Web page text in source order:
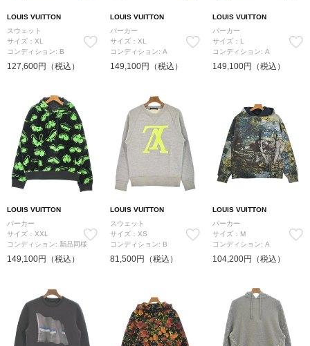
LOUIS VUITTON
スウェット
サイズ：XL
コンディション: B
127,600円（税込）
LOUIS VUITTON
パーカー
サイズ：XL
コンディション: A
149,100円（税込）
LOUIS VUITTON
パーカー
サイズ：L
コンディション: A
149,100円（税込）
LOUIS VUITTON
パーカー
サイズ：XXL
コンディション: 新品同様
149,100円（税込）
LOUIS VUITTON
スウェット
サイズ：XS
コンディション: B
81,500円（税込）
LOUIS VUITTON
パーカー
サイズ：M
コンディション: A
104,200円（税込）